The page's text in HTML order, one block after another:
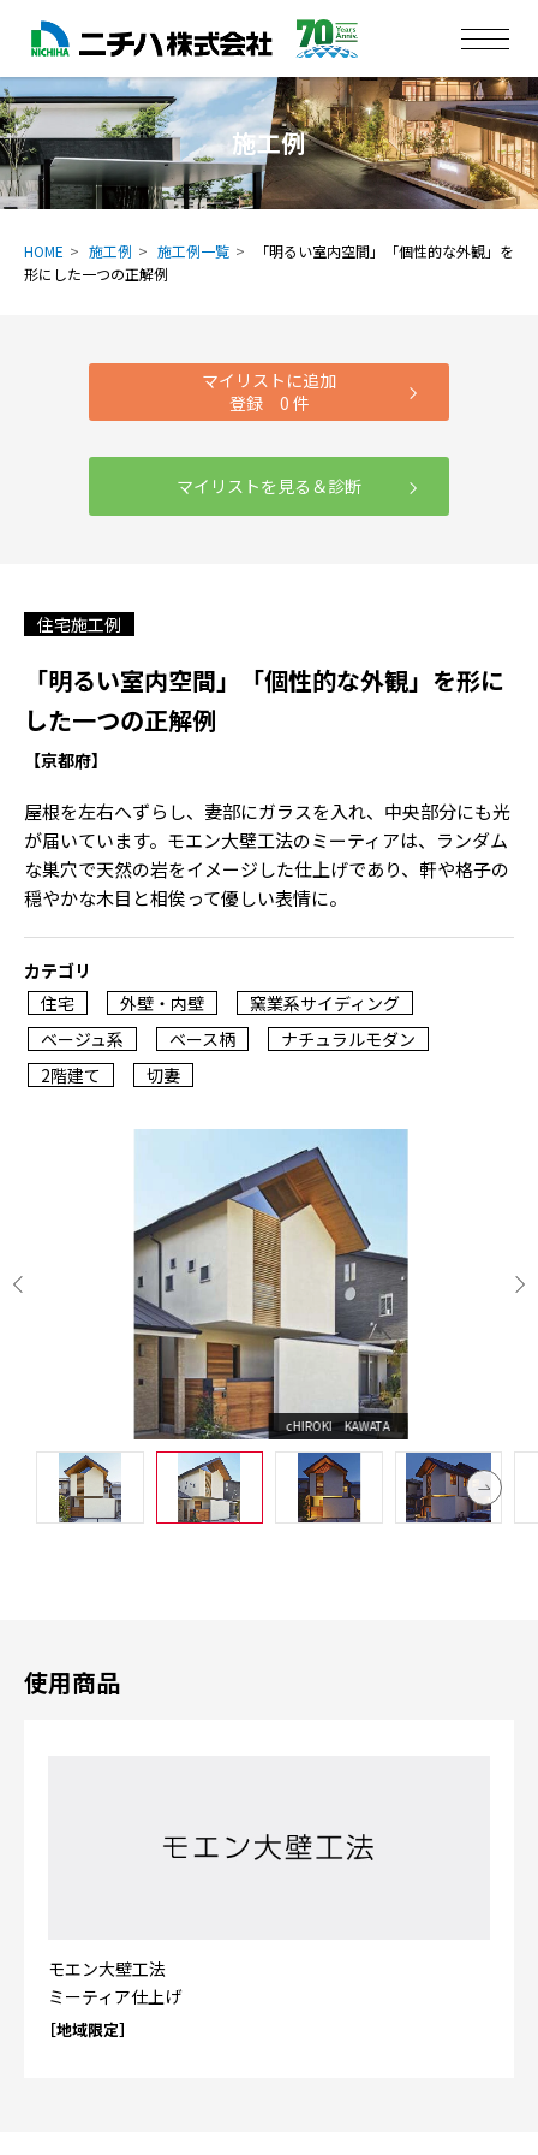
施工例
HOME 施工例 施工例一覧
「明るい室内空間」「個性的な外観」を
形にした一つの正解例
マイリストに追加
登録 0 件
マイリストを見る＆診断
住宅施工例
「明るい室内空間」「個性的な外観」を形に
した一つの正解例
【京都府】
屋根を左右へずらし、妻部にガラスを入れ、中央部分にも光
が届いています。モエン大壁工法のミーティアは、ランダム
な巣穴で天然の岩をイメージした仕上げであり、軒や格子の
穏やかな木目と相俟って優しい表情に。
カテゴリ
住宅
外壁・内壁
窯業系サイディング
ベージュ系
ベース柄
ナチュラルモダン
2階建て
切妻
cHIROKI KAWATA
使用商品
モエン大壁工法
ミーティア仕上げ
［地域限定］